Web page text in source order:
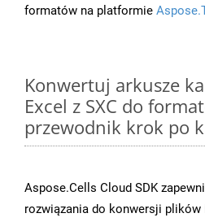
formatów na platformie
Konwertuj arkusze
Excel z SXC do
przewodnik krok po
Aspose.Cells Cloud SDK
rozwiązania do konwersji plików